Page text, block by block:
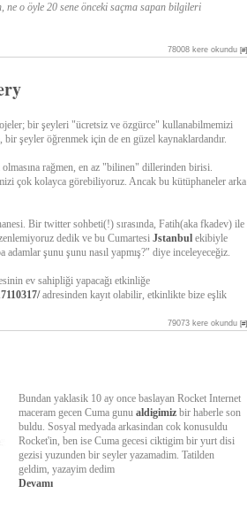
o öyle 20 sene önceki saçma sapan bilgileri
78008 kere okundu [#]
bir şeyleri "ücretsiz ve özgürce" kullanabilmemizi
bir şeyler öğrenmek için de en güzel kaynaklardandır.
rağmen, en az "bilinen" dillerinden birisi.
çok kolayca görebiliyoruz. Ancak bu kütüphaneler arka
Bir twitter sohbeti(!) sırasında, Fatih(aka fkadev) ile
dedik ve bu Cumartesi Jstanbul ekibiyle
şunu şunu nasıl yapmış?" diye inceleyeceğiz.
ev sahipliği yapacağı etkinliğe
adresinden kayıt olabilir, etkinlikte bize eşlik
79073 kere okundu [#]
Bundan yaklasik 10 ay once baslayan Rocket Internet
maceram gecen Cuma gunu aldigimiz bir haberle son
buldu. Sosyal medyada arkasindan cok konusuldu
Rocket'in, ben ise Cuma gecesi ciktigim bir yurt disi
gezisi yuzunden bir seyler yazamadim. Tatilden
geldim, yazayim dedim
Devamı